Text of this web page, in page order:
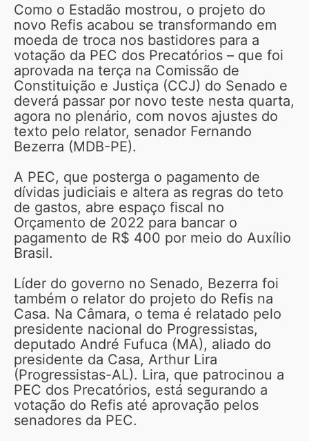
Como o Estadão mostrou, o projeto do
novo Refis acabou se transformando em
moeda de troca nos bastidores para a
votação da PEC dos Precatórios – que foi
aprovada na terça na Comissão de
Constituição e Justiça (CCJ) do Senado e
deverá passar por novo teste nesta quarta,
agora no plenário, com novos ajustes do
texto pelo relator, senador Fernando
Bezerra (MDB-PE).
A PEC, que posterga o pagamento de
dívidas judiciais e altera as regras do teto
de gastos, abre espaço fiscal no
Orçamento de 2022 para bancar o
pagamento de R$ 400 por meio do Auxílio
Brasil.
Líder do governo no Senado, Bezerra foi
também o relator do projeto do Refis na
Casa. Na Câmara, o tema é relatado pelo
presidente nacional do Progressistas,
deputado André Fufuca (MA), aliado do
presidente da Casa, Arthur Lira
(Progressistas-AL). Lira, que patrocinou a
PEC dos Precatórios, está segurando a
votação do Refis até aprovação pelos
senadores da PEC.